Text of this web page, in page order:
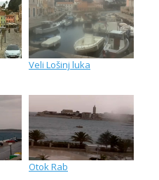
Veli Lošinj luka
Otok Rab